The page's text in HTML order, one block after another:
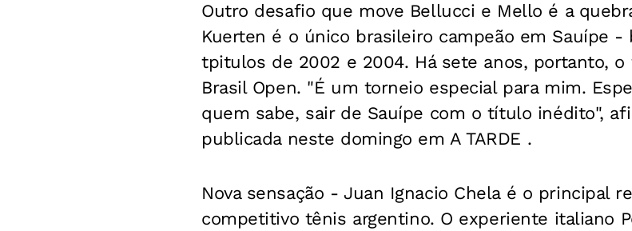
Outro desafio que move Bellucci e Mello é a
Kuerten é o único brasileiro campeão em Sauípe -
tpitulos de 2002 e 2004. Há sete anos, portanto, o
Brasil Open. "É um torneio especial para mim.
quem sabe, sair de Sauípe com o título inédito",
publicada neste domingo em A TARDE .
Nova sensação - Juan Ignacio Chela é o principal
competitivo tênis argentino. O experiente italiano